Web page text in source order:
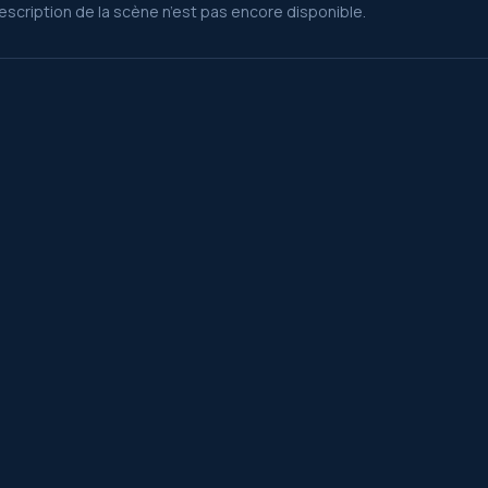
de la scène n’est pas encore disponible.